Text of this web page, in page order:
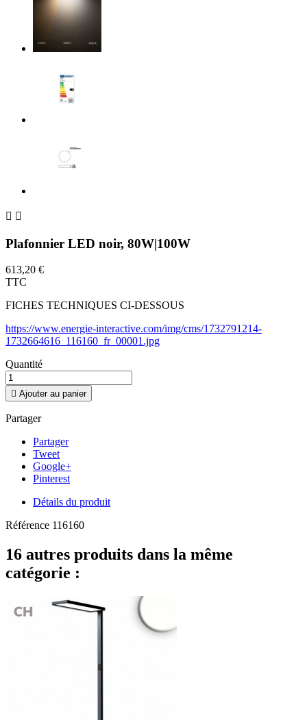
 
Plafonnier LED noir, 80W|100W
613,20 €
TTC
FICHES TECHNIQUES CI-DESSOUS
https://www.energie-interactive.com/img/cms/1732791214-
1732664616_116160_fr_00001.jpg
Quantité
 Ajouter au panier
Partager
Partager
Tweet
Google+
Pinterest
Détails du produit
Référence 116160
16 autres produits dans la même
catégorie :